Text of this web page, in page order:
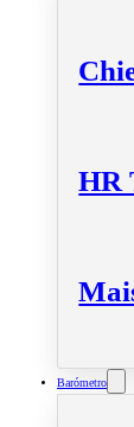
HR
Barómetro